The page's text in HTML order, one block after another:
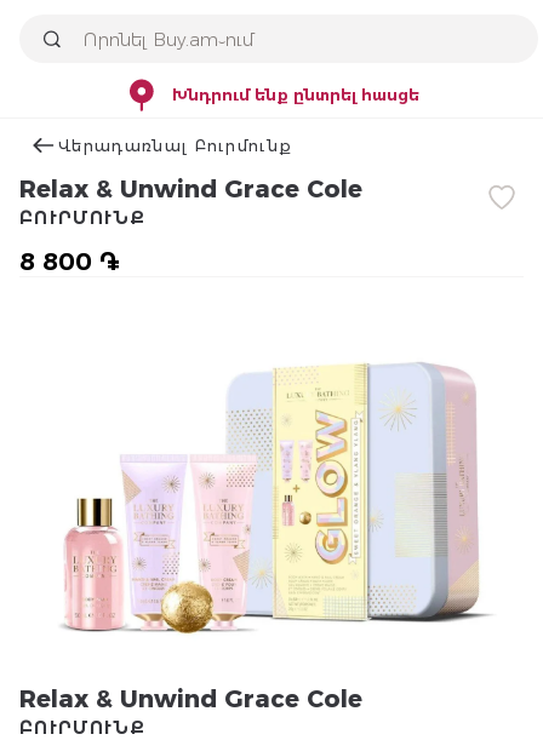
Խնդրում ենք ընտրել հասցե
Վերադառնալ Բուրմունք
Relax & Unwind Grace Cole
8 800 ֏
ԲՈՒՐՄՈՒՆՔ
Relax & Unwind Grace Cole
ԲՈՒՐՄՈՒՆՔ